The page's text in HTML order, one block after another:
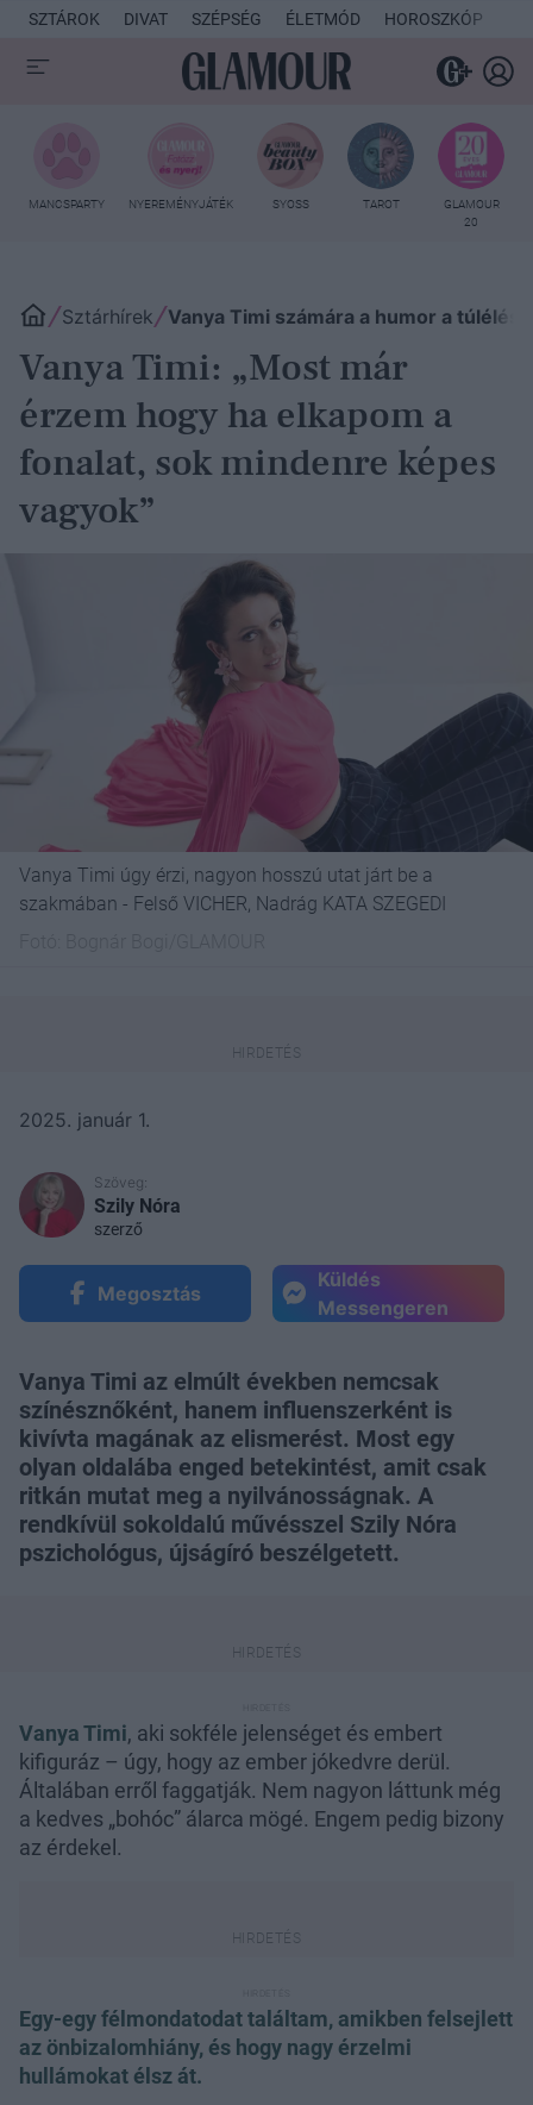
SZTÁROK DIVAT SZÉPSÉG ÉLETMÓD HOROSZKÓP
MANCSPARTY NYEREMÉNYJÁTÉK SYOSS TAROT
GLAMOUR
20
Sztárhírek Vanya Timi számára a humor a túlélés
Vanya Timi: „Most már
érzem hogy ha elkapom a
fonalat, sok mindenre képes
vagyok”
Vanya Timi úgy érzi, nagyon hosszú utat járt be a
szakmában - Felső VICHER, Nadrág KATA SZEGEDI
2025. január 1.
Szöveg:
Szily Nóra
szerző
Megosztás
Küldés
Messengeren
Vanya Timi az elmúlt években nemcsak
színésznőként, hanem influenszerként is
kivívta magának az elismerést. Most egy
olyan oldalába enged betekintést, amit csak
ritkán mutat meg a nyilvánosságnak. A
rendkívül sokoldalú művésszel Szily Nóra
pszichológus, újságíró beszélgetett.
Vanya Timi, aki sokféle jelenséget és embert
kifiguráz – úgy, hogy az ember jókedvre derül.
Általában erről faggatják. Nem nagyon láttunk még
a kedves „bohóc” álarca mögé. Engem pedig bizony
az érdekel.
Egy-egy félmondatodat találtam, amikben felsejlett
az önbizalomhiány, és hogy nagy érzelmi
hullámokat élsz át.